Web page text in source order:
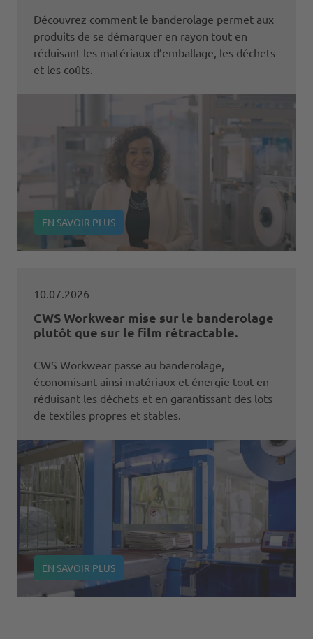
Découvrez comment le banderolage permet aux
produits de se démarquer en rayon tout en
réduisant les matériaux d’emballage, les déchets
et les coûts.
EN SAVOIR PLUS
10.07.2026
CWS Workwear mise sur le banderolage
plutôt que sur le film rétractable.
CWS Workwear passe au banderolage,
économisant ainsi matériaux et énergie tout en
réduisant les déchets et en garantissant des lots
de textiles propres et stables.
EN SAVOIR PLUS